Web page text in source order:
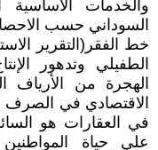
والخدمات
الطفيلي وتدهور
الهجرة من الأرياف
الاقتصادي في الصرف
في العقارات هو
علي حياة